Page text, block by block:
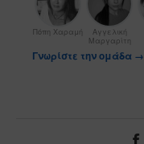
Πόπη Χαραμή
Αγγελική
Μαργαρίτη
Γνωρίστε την ομάδα →